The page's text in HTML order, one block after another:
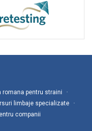
romana pentru straini
limbaje specializate
companii